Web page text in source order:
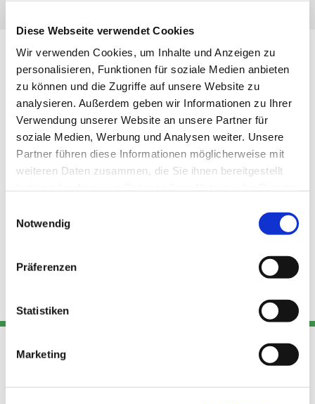
Diese Webseite verwendet Cookies
Wir verwenden Cookies, um Inhalte und Anzeigen zu
personalisieren, Funktionen für soziale Medien anbieten
zu können und die Zugriffe auf unsere Website zu
analysieren. Außerdem geben wir Informationen zu Ihrer
Verwendung unserer Website an unsere Partner für
soziale Medien, Werbung und Analysen weiter. Unsere
Partner führen diese Informationen möglicherweise mit
weiteren Daten zusammen, die Sie ihnen bereitgestellt
Notwendig
Präferenzen
Statistiken
Marketing
Adresse
Kont
Links